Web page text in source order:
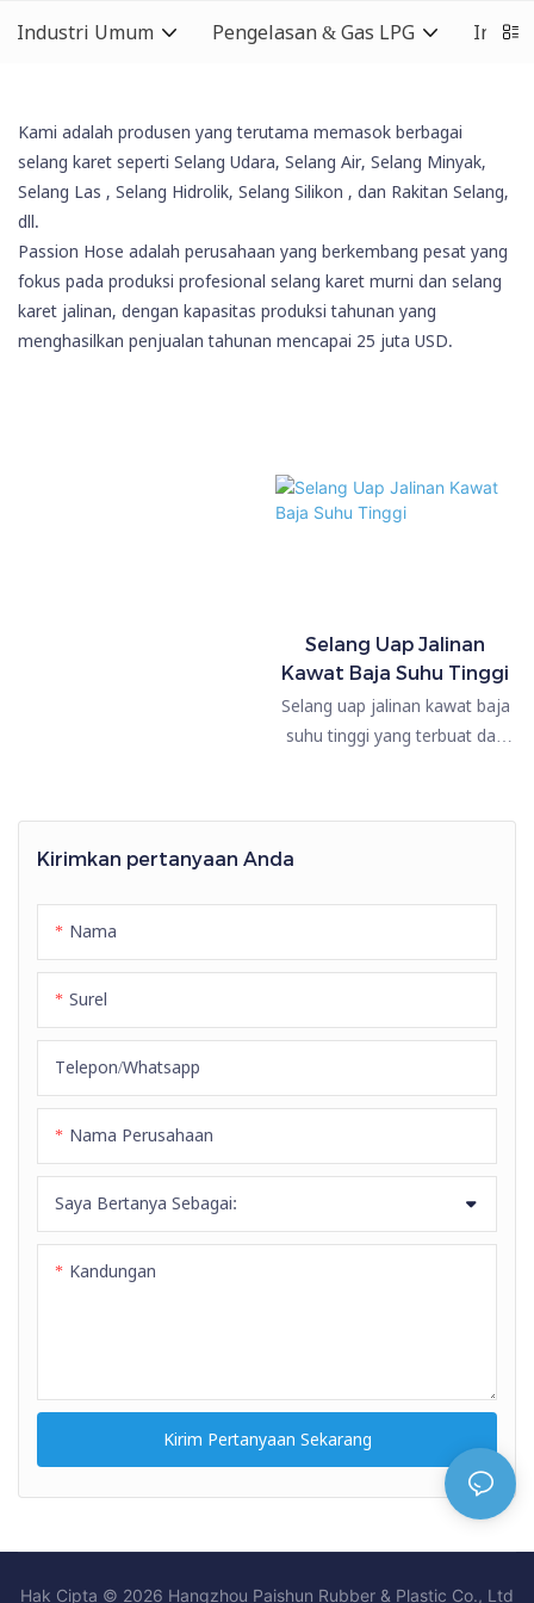
Industri Umum Pengelasan & Gas LPG
Kirimkan pertanyaan Anda
Nama
Surel
Telepon/whatsapp
Nama Perusahaan
Saya Bertanya Sebagai:
Kandungan
Kirim Pertanyaan Sekarang
Kami adalah produsen yang terutama memasok berbagai
selang karet seperti Selang Udara, Selang Air, Selang Minyak,
Selang Las , Selang Hidrolik, Selang Silikon , dan Rakitan Selang,
dll.
Passion Hose adalah perusahaan yang berkembang pesat yang
fokus pada produksi profesional selang karet murni dan selang
karet jalinan, dengan kapasitas produksi tahunan yang
menghasilkan penjualan tahunan mencapai 25 juta USD.
Selang Uap Jalinan
Kawat Baja Suhu Tinggi
Selang uap jalinan kawat baja
suhu tinggi yang terbuat dari
dirancang untuk transfer uap
dan cairan panas yang andal
-30°C hingga +180°C, selang ini
fleksibilitas, dan daya tahan
lingkungan kerja suhu tinggi.
Hak Cipta © 2026 Hangzhou Paishun Rubber & Plastic Co., Ltd